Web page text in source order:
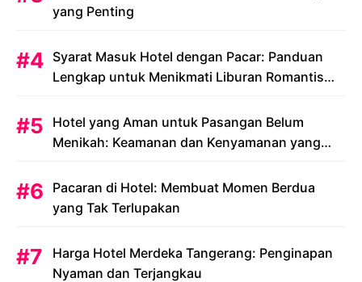
yang Penting
Syarat Masuk Hotel dengan Pacar: Panduan
Lengkap untuk Menikmati Liburan Romantis
Hotel yang Aman untuk Pasangan Belum
Menikah: Keamanan dan Kenyamanan yang
Pacaran di Hotel: Membuat Momen Berdua
yang Tak Terlupakan
Harga Hotel Merdeka Tangerang: Penginapan
Nyaman dan Terjangkau